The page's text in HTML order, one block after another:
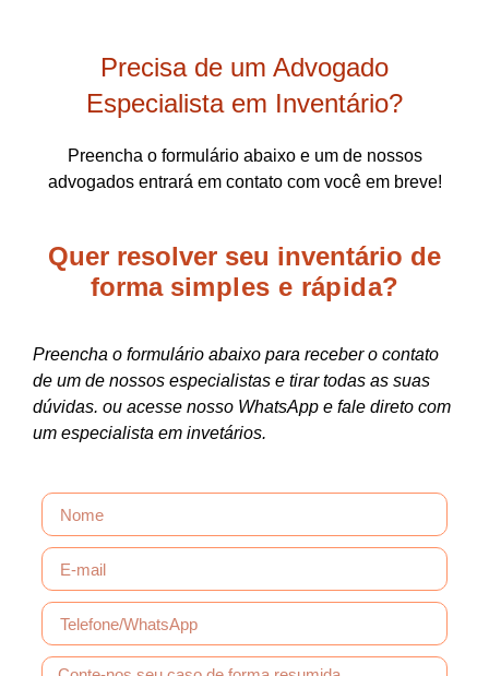
Precisa de um Advogado
Especialista em Inventário?
Preencha o formulário abaixo e um de nossos
advogados entrará em contato com você em breve!
Quer resolver seu inventário de
forma simples e rápida?
Preencha o formulário abaixo para receber o contato
de um de nossos especialistas e tirar todas as suas
dúvidas. ou acesse nosso WhatsApp e fale direto com
um especialista em invetários.